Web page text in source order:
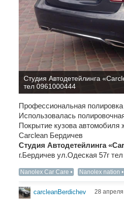
Студия Автодетейлинга
тел 0961000444
Профессиональная
Использовалась
Покрытие кузова автомобиля
Carclean Бердичев
Студия Автодетейлинга
г.Бердичев ул.Одеская 57г
Nanolex Car Care Nanolex nation
carcleanBerdichev 28